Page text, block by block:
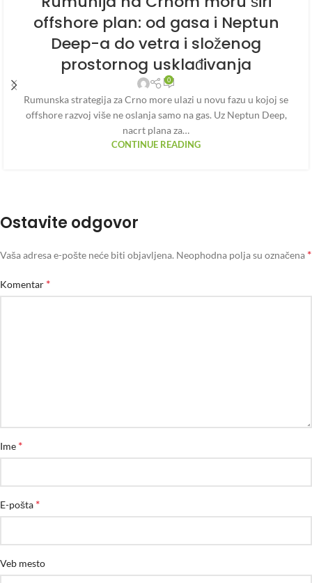
offshore plan: od gasa i Neptun
Deep-a do vetra i složenog
prostornog usklađivanja
0
Rumunska strategija za Crno more ulazi u novu fazu u kojoj se
offshore razvoj više ne oslanja samo na gas. Uz Neptun Deep,
nacrt plana za…
CONTINUE READING
Ostavite odgovor
Vaša adresa e-pošte neće biti objavljena. Neophodna polja su označena *
Komentar *
Ime *
E-pošta *
Veb mesto